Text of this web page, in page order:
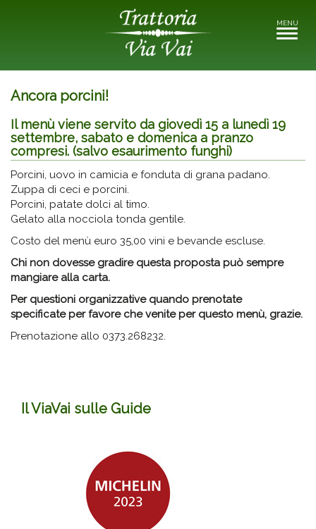
MENU
Toggle
Ancora porcini!
Il menù viene servito da giovedì 15 a lunedì 19
settembre, sabato e domenica a pranzo
compresi. (salvo esaurimento funghi)
Porcini, uovo in camicia e fonduta di grana padano.
Zuppa di ceci e porcini.
Porcini, patate dolci al timo.
Gelato alla nocciola tonda gentile.
Costo del menù euro 35,00 vini e bevande escluse.
Chi non dovesse gradire questa proposta può sempre
mangiare alla carta.
Per questioni organizzative quando prenotate
specificateper favore che venite per questo menù, grazie.
Prenotazione allo 0373.268232.
Il ViaVai sulle Guide